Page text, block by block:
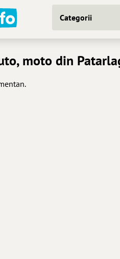
Categorii
moto din